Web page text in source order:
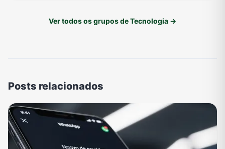
Ver todos os grupos de Tecnologia →
Posts relacionados